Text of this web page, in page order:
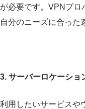
が必要です。VPNプロ
自分のニーズに合った
3. サーバーロケーショ
利用したいサービスや